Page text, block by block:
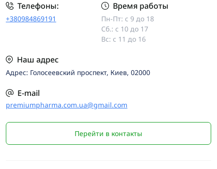
Телефоны:
+380984869191
Время работы
Пн-Пт: с 9 до 18
Сб.: с 10 до 17
Вс: с 11 до 16
Наш адрес
Адрес: Голосеевский проспект, Киев, 02000
E-mail
premiumpharma.com.ua@gmail.com
Перейти в контакты